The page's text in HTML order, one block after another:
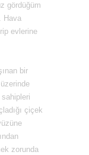
gördüğüm
Hava
evlerine
bir
çiçek
zorunda